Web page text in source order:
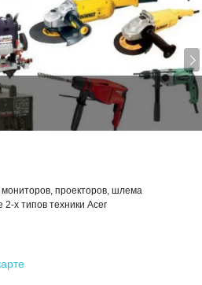
проекторов, шлема
х типов техники Acer